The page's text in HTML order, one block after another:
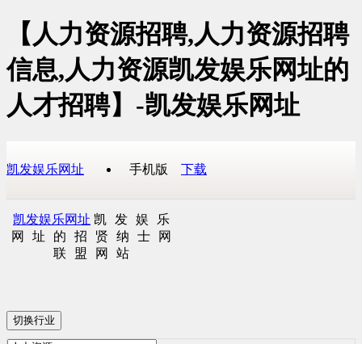
【人力资源招聘,人力资源招聘
信息,人力资源凯发娱乐网址的
人才招聘】-凯发娱乐网址
凯发娱乐网址 手机版 下载
凯发娱乐网址 凯发娱乐
网址的招贤纳士网
联盟网站
切换行业